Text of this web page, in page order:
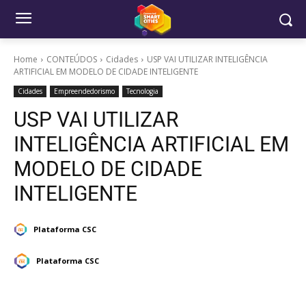
Home CONTEÚDOS Cidades
USP VAI UTILIZAR INTELIGÊNCIA
ARTIFICIAL EM MODELO DE CIDADE INTELIGENTE
Cidades Empreendedorismo Tecnologia
USP VAI UTILIZAR
INTELIGÊNCIA ARTIFICIAL EM
MODELO DE CIDADE
INTELIGENTE
Plataforma CSC
Plataforma CSC